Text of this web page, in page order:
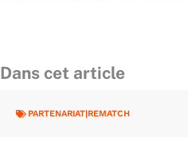
Dans cet article
PARTENARIAT|REMATCH